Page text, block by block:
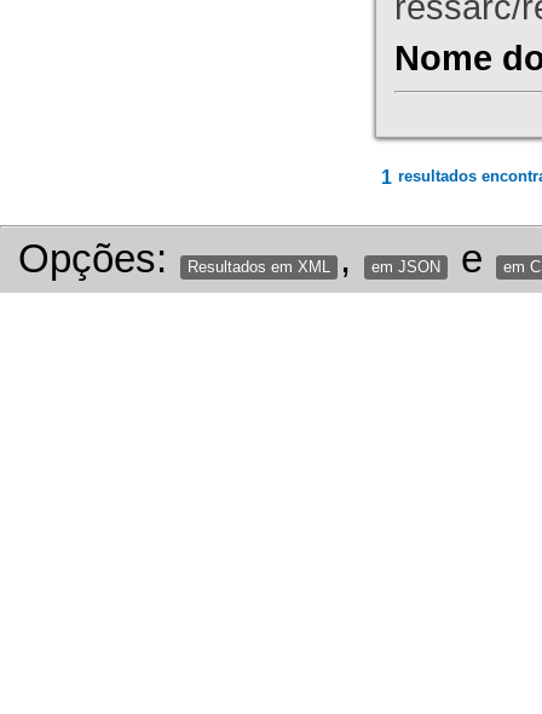
Nome
1 resultados
Opções: Resultados em XML , em JSON e em